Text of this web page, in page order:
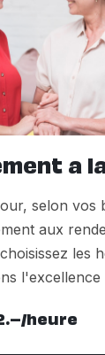
a
selon vos
aux
les
l'excellence
heure